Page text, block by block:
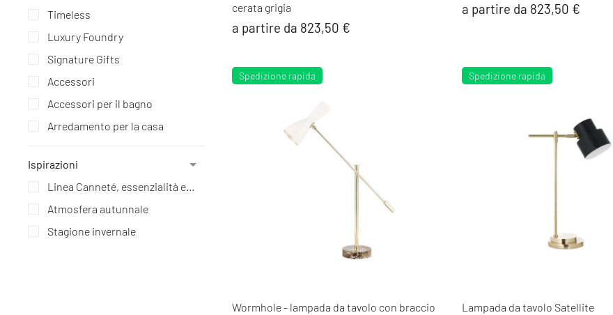
Timeless
Luxury Foundry
Signature Gifts
Accessori
Accessori per il bagno
Arredamento per la casa
Ispirazioni
Linea Canneté, essenzialità e leggerezza
Atmosfera autunnale
Stagione invernale
cerata grigia
a partire da 823,50 €
a partire da 823,50 €
Spedizione rapida
Wormhole - lampada da tavolo con braccio
Spedizione rapida
Lampada da tavolo Satellite